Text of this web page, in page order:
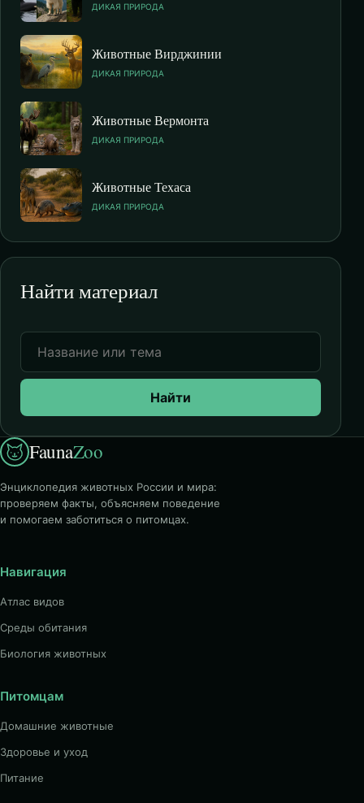
ДИКАЯ ПРИРОДА
Животные Вирджинии
ДИКАЯ ПРИРОДА
Животные Вермонта
ДИКАЯ ПРИРОДА
Животные Техаса
ДИКАЯ ПРИРОДА
Найти материал
Найти
FaunaZoo
Энциклопедия животных России и мира:
проверяем факты, объясняем поведение
и помогаем заботиться о питомцах.
Навигация
Атлас видов
Среды обитания
Биология животных
Питомцам
Домашние животные
Здоровье и уход
Питание